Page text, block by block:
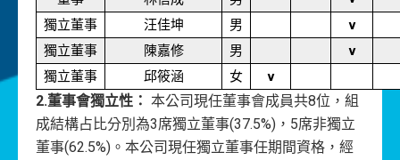
獨立董事 汪佳坤 男
v
獨立董事
陳嘉修 男
v
獨立董事
邱筱涵 女 v
2.董事會獨立性： 本公司現任董事會成員共8位，組
成結構占比分別為3席獨立董事(37.5%)，5席非獨立
董事(62.5%)。本公司現任獨立董事任期間資格，經